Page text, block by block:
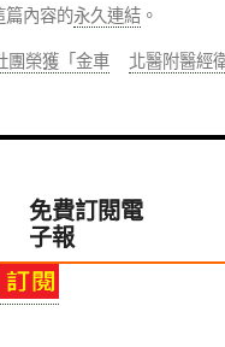
篇內容的永久連結 。
團榮獲「金車
北醫附醫經
免費訂閱電
子報